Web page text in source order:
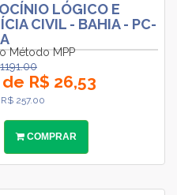
LÓGICO E
CIVIL - BAHIA - PC-
Método MPP
R$ 26,53
257.00
COMPRAR